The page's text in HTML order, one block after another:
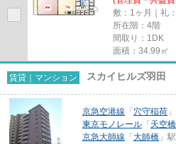
敷：1ヶ月｜礼
所在階：4階
間取り：1DK
面積：34.99㎡
賃貸｜マンション スカイヒルズ羽田
京急空港線 「 穴守稲荷
東京モノレール 「 天空橋
京急大師線 「 大師橋 」